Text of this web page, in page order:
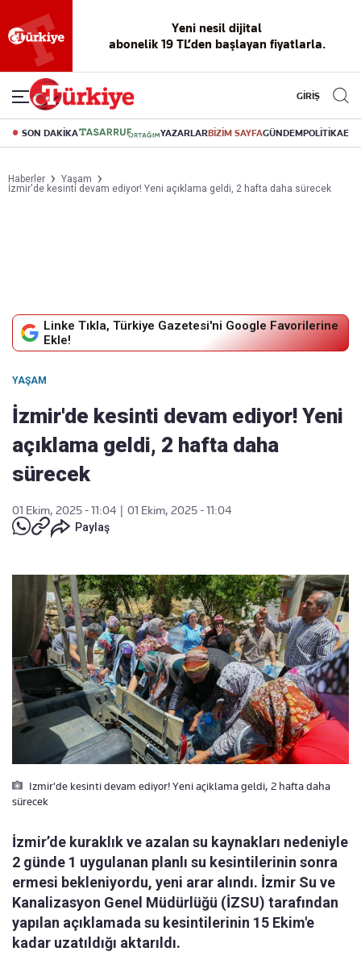
okuma
deneyimi
dijital arşiv
Akıllı haber
asistanı
Eski gazeteleri
indirme
canlı soru
cevap
GİRİŞ
SON DAKİKA YAZARLARBİZİM SAYFAGÜNDEMPOLİTİKA
Haberler
Yaşam
İzmir'de kesinti devam ediyor! Yeni açıklama geldi, 2 hafta daha sürecek
Linke Tıkla, Türkiye Gazetesi'ni Google Favorilerine
Ekle!
YAŞAM
İzmir'de kesinti devam ediyor! Yeni
açıklama geldi, 2 hafta daha
sürecek
01 Ekim, 2025 - 11:04
01 Ekim, 2025 - 11:04
Paylaş
Izmir'de kesinti devam ediyor! Yeni açiklama geldi, 2 hafta daha
sürecek
İzmir’de kuraklık ve azalan su kaynakları nedeniyle
2 günde 1 uygulanan planlı su kesintilerinin sonra
ermesi bekleniyordu, yeni arar alındı. İzmir Su ve
Kanalizasyon Genel Müdürlüğü (İZSU) tarafından
yapılan açıklamada su kesintilerinin 15 Ekim'e
kadar uzatıldığı aktarıldı.